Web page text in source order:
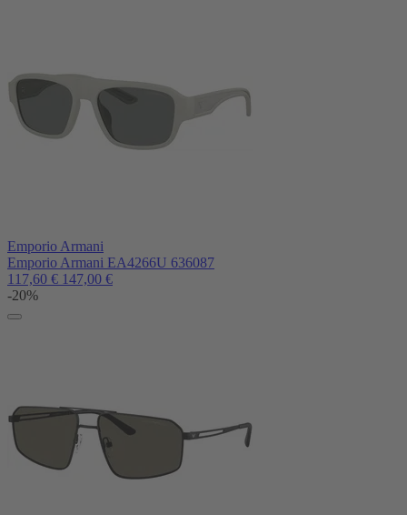
Emporio Armani
Emporio Armani EA4266U 636087
117,60 € 147,00 €
-20%